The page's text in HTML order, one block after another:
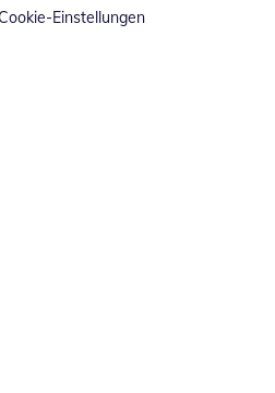
Einstellungen